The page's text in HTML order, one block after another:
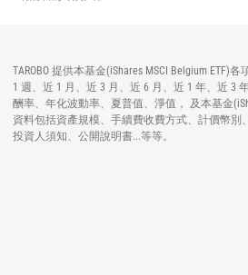
TAROBO 提供本基金(iShares MSCI Belgium ETF)
1 週、近 1 月、近 3 月、近 6 月、近 1 年、近 3
酬率、年化波動率、夏普值、淨值， 及本基金
資料包括資產規模、手續費收費方式、計價幣別
投資人須知、公開說明書...等等。